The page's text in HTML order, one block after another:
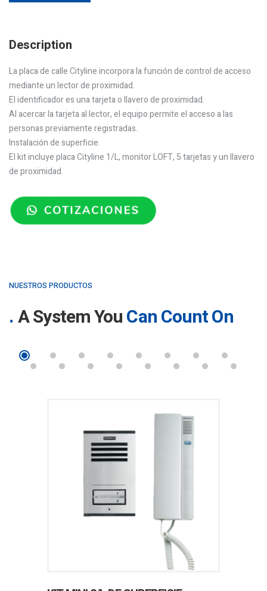
Description
La placa de calle Cityline incorpora la función de control de acceso
mediante un lector de proximidad.
El identificador es una tarjeta o llavero de proximidad.
Al acercar la tarjeta al lector, el equipo permite el acceso a las
personas previamente registradas.
Instalación de superficie.
El kit incluye placa Cityline 1/L, monitor LOFT, 5 tarjetas y un llavero
de proximidad.
NUESTROS PRODUCTOS
A System YouCan Count On